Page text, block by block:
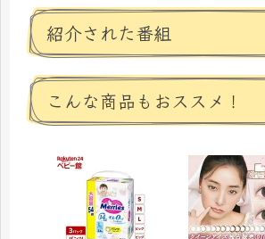
紹介された番組
こんな商品もおススメ！